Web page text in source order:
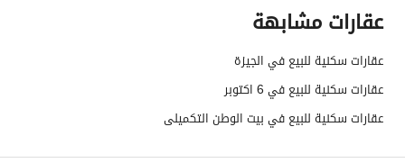
عقارات مشابهة
عقارات سكنية للبيع في الجيزة
عقارات سكنية للبيع في 6 اكتوبر
عقارات سكنية للبيع في بيت الوطن التكميلى